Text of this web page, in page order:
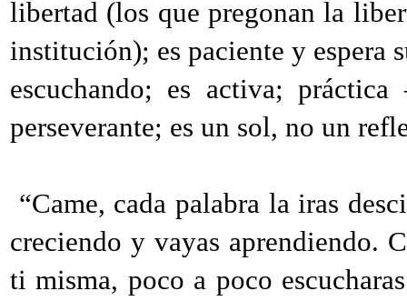
libertad (los que pregonan la
institución); es paciente y espera
escuchando; es activa;
perseverante; es un sol, no un
“Came, cada palabra la iras
creciendo y vayas aprendiendo.
ti misma, poco a poco